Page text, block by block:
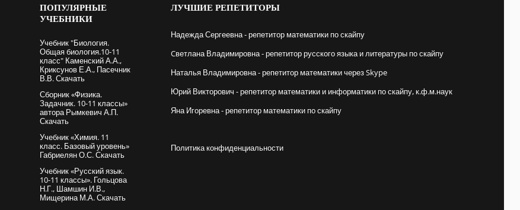
ПОПУЛЯРНЫЕ
УЧЕБНИКИ
Учебник "Биология.
Общая биология.10-11
класс" Каменский А.А.,
Криксунов Е.А., Пасечник
В.В. Скачать
Сборник «Физика.
Задачник. 10-11 классы»
автора Рымкевич А.П.
Скачать
Учебник «Химия. 11
класс. Базовый уровень»
Габриелян О.С. Скачать
Учебник «Русский язык.
10-11 классы». Гольцова
Н.Г., Шамшин И.В.,
Мищерина М.А. Скачать
ЛУЧШИЕРЕПЕТИТОРЫ
Надежда Сергеевна - репетитор математики по скайпу
Cветлана Владимировна - репетитор русского языка и литературы по скайпу
Наталья Владимировна - репетитор математики через Skype
Юрий Викторович - репетитор математики и информатики по скайпу, к.ф.м.наук
Яна Игоревна - репетитор математики по скайпу
Политика конфиденциальности